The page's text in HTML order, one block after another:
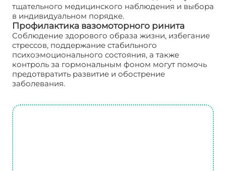
тщательного медицинского наблюдения и выбора
в индивидуальном порядке.
Профилактика вазомоторного ринита
Соблюдение здорового образа жизни, избегание
стрессов, поддержание стабильного
психоэмоционального состояния, а также
контроль за гормональным фоном могут помочь
предотвратить развитие и обострение
заболевания.